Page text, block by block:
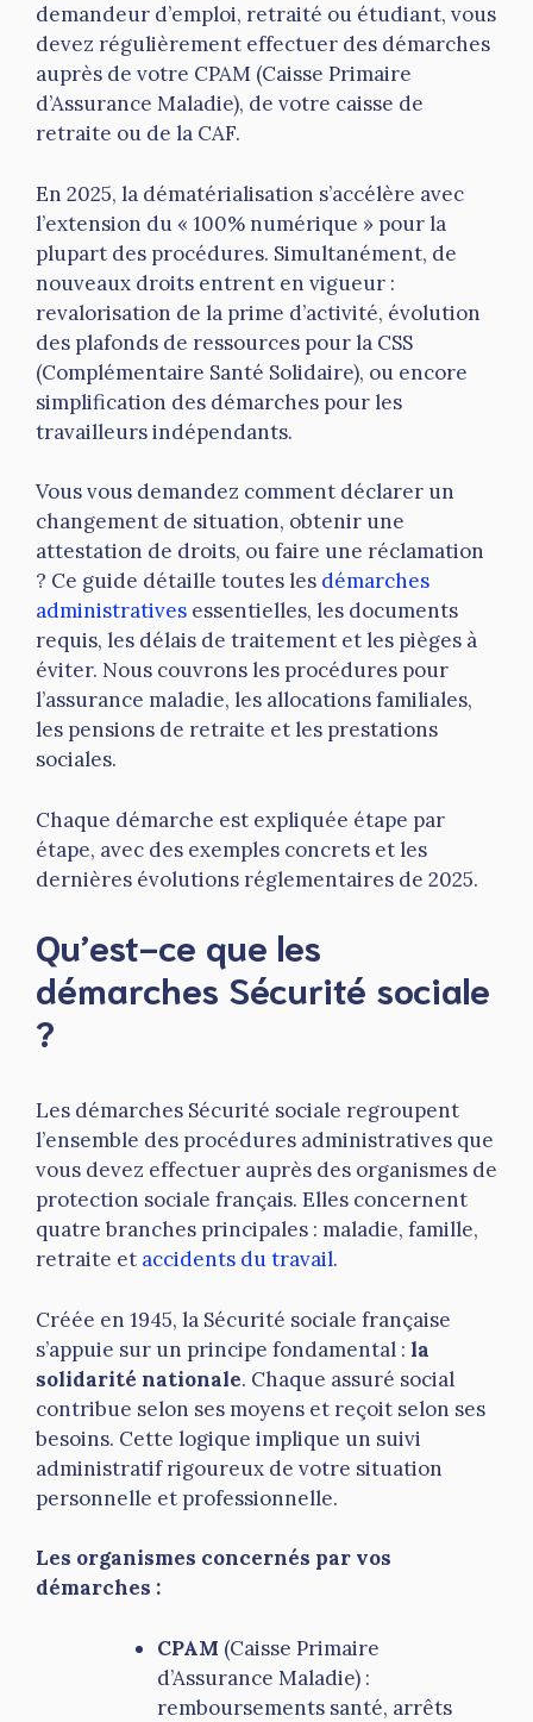
demandeur d’emploi, retraité ou étudiant, vous
devez régulièrement effectuer des démarches
auprès de votre CPAM (Caisse Primaire
d’Assurance Maladie), de votre caisse de
retraite ou de la CAF.
En 2025, la dématérialisation s’accélère avec
l’extension du « 100% numérique » pour la
plupart des procédures. Simultanément, de
nouveaux droits entrent en vigueur :
revalorisation de la prime d’activité, évolution
des plafonds de ressources pour la CSS
(Complémentaire Santé Solidaire), ou encore
simplification des démarches pour les
travailleurs indépendants.
Vous vous demandez comment déclarer un
changement de situation, obtenir une
attestation de droits, ou faire une réclamation
? Ce guide détaille toutes les démarches
administratives essentielles, les documents
requis, les délais de traitement et les pièges à
éviter. Nous couvrons les procédures pour
l’assurance maladie, les allocations familiales,
les pensions de retraite et les prestations
sociales.
Chaque démarche est expliquée étape par
étape, avec des exemples concrets et les
dernières évolutions réglementaires de 2025.
Qu’est-ce que les
démarches Sécurité sociale
?
Les démarches Sécurité sociale regroupent
l’ensemble des procédures administratives que
vous devez effectuer auprès des organismes de
protection sociale français. Elles concernent
quatre branches principales : maladie, famille,
retraite et accidents du travail.
Créée en 1945, la Sécurité sociale française
s’appuie sur un principe fondamental : la
solidarité nationale. Chaque assuré social
contribue selon ses moyens et reçoit selon ses
besoins. Cette logique implique un suivi
administratif rigoureux de votre situation
personnelle et professionnelle.
Les organismes concernés par vos
démarches :
CPAM (Caisse Primaire
d’Assurance Maladie) :
remboursements santé, arrêts